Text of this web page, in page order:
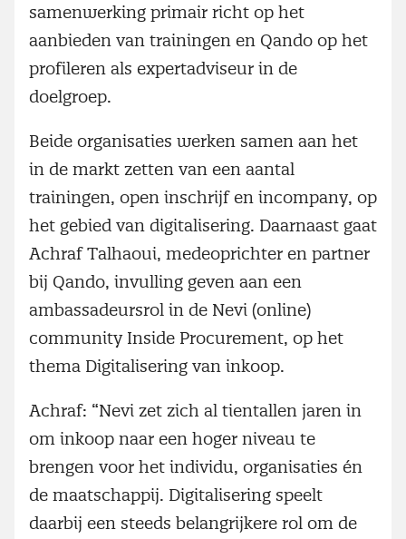
samenwerking primair richt op het
aanbieden van trainingen en Qando op het
profileren als expertadviseur in de
doelgroep.
Beide organisaties werken samen aan het
in de markt zetten van een aantal
trainingen, open inschrijf en incompany, op
het gebied van digitalisering. Daarnaast gaat
Achraf Talhaoui, medeoprichter en partner
bij Qando, invulling geven aan een
ambassadeursrol in de Nevi (online)
community Inside Procurement, op het
thema Digitalisering van inkoop.
Achraf: “Nevi zet zich al tientallen jaren in
om inkoop naar een hoger niveau te
brengen voor het individu, organisaties én
de maatschappij. Digitalisering speelt
daarbij een steeds belangrijkere rol om de